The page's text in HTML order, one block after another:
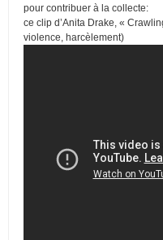
pour contribuer à la collecte:
ce clip d’Anita Drake, «
violence, harcèlement)